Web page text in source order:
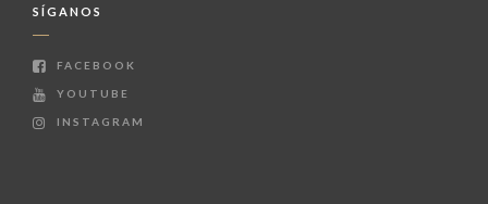
SÍGANOS
FACEBOOK
YOUTUBE
INSTAGRAM